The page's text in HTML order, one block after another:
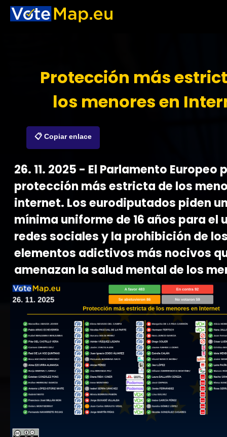
Protección más
los menores en
📋 Copiar enlace
26. 11. 2025 - El Parlamento Europeo
protección más estricta de los
internet. Los eurodiputados piden
mínima uniforme de 16 años para el
redes sociales y la prohibición de
elementos adictivos más nocivos
amenazan la salud mental de los